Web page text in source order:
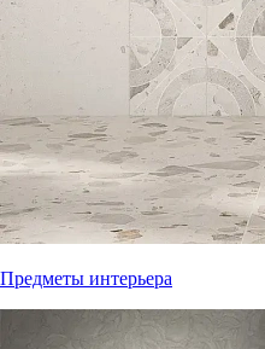
Предметы интерьера